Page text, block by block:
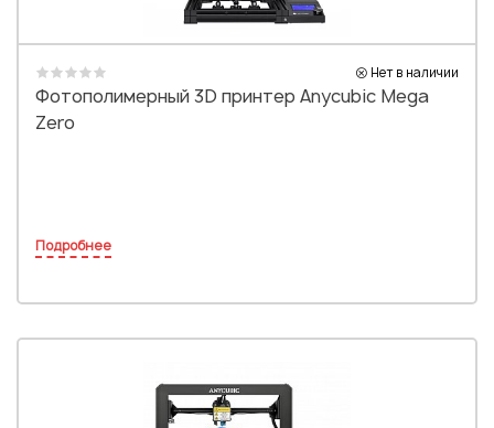
Нет в наличии
Фотополимерный 3D принтер Anycubic Mega
Zero
Подробнее